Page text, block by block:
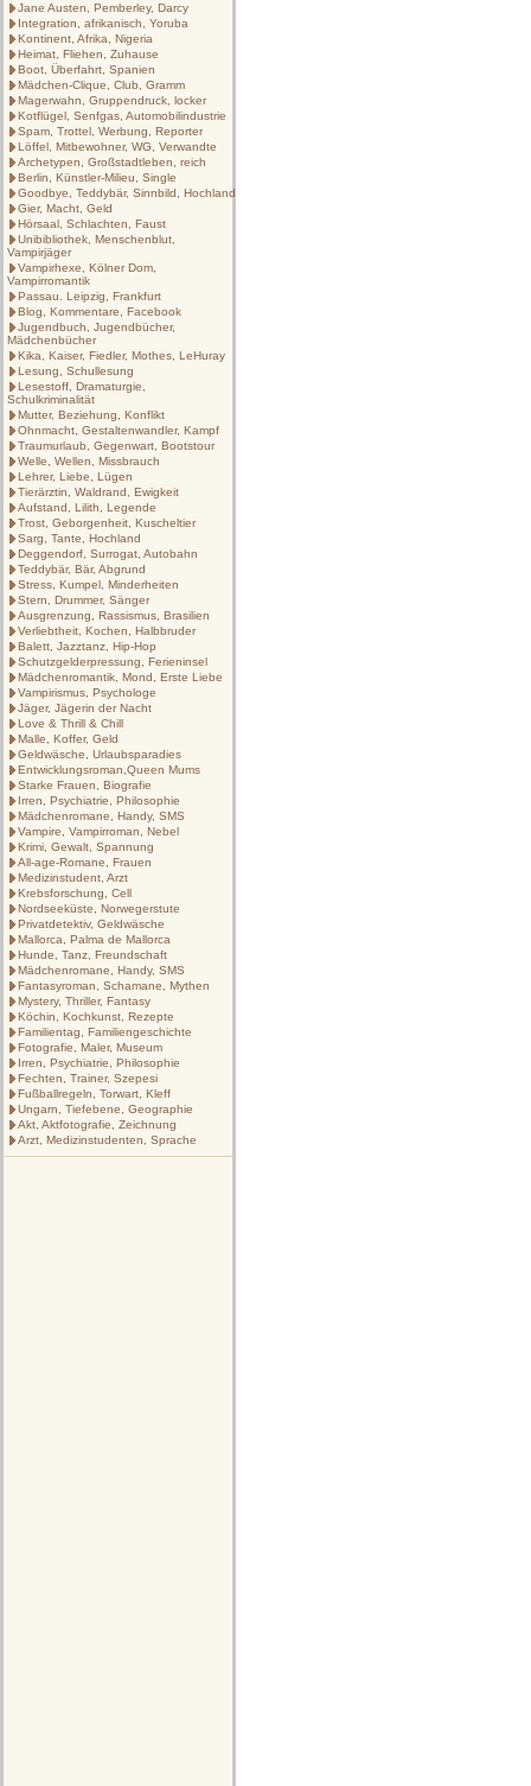
Jane Austen, Pemberley, Darcy
Integration, afrikanisch, Yoruba
Kontinent, Afrika, Nigeria
Heimat, Fliehen, Zuhause
Boot, Überfahrt, Spanien
Mädchen-Clique, Club, Gramm
Magerwahn, Gruppendruck, locker
Kotflügel, Senfgas, Automobilindustrie
Spam, Trottel, Werbung, Reporter
Löffel, Mitbewohner, WG, Verwandte
Archetypen, Großstadtleben, reich
Berlin, Künstler-Milieu, Single
Goodbye, Teddybär, Sinnbild, Hochland
Gier, Macht, Geld
Hörsaal, Schlachten, Faust
Unibibliothek, Menschenblut,
Vampirjäger
Vampirhexe, Kölner Dom,
Vampirromantik
Passau. Leipzig, Frankfurt
Blog, Kommentare, Facebook
Jugendbuch, Jugendbücher,
Mädchenbücher
Kika, Kaiser, Fiedler, Mothes, LeHuray
Lesung, Schullesung
Lesestoff, Dramaturgie,
Schulkriminalität
Mutter, Beziehung, Konflikt
Ohnmacht, Gestaltenwandler, Kampf
Traumurlaub, Gegenwart, Bootstour
Welle, Wellen, Missbrauch
Lehrer, Liebe, Lügen
Tierärztin, Waldrand, Ewigkeit
Aufstand, Lilith, Legende
Trost, Geborgenheit, Kuscheltier
Sarg, Tante, Hochland
Deggendorf, Surrogat, Autobahn
Teddybär, Bär, Abgrund
Stress, Kumpel, Minderheiten
Stern, Drummer, Sänger
Ausgrenzung, Rassismus, Brasilien
Verliebtheit, Kochen, Halbbruder
Balett, Jazztanz, Hip-Hop
Schutzgelderpressung, Ferieninsel
Mädchenromantik, Mond, Erste Liebe
Vampirismus, Psychologe
Jäger, Jägerin der Nacht
Love & Thrill & Chill
Malle, Koffer, Geld
Geldwäsche, Urlaubsparadies
Entwicklungsroman,Queen Mums
Starke Frauen, Biografie
Irren, Psychiatrie, Philosophie
Mädchenromane, Handy, SMS
Vampire, Vampirroman, Nebel
Krimi, Gewalt, Spannung
All-age-Romane, Frauen
Medizinstudent, Arzt
Krebsforschung, Cell
Nordseeküste, Norwegerstute
Privatdetektiv, Geldwäsche
Mallorca, Palma de Mallorca
Hunde, Tanz, Freundschaft
Mädchenromane, Handy, SMS
Fantasyroman, Schamane, Mythen
Mystery, Thriller, Fantasy
Köchin, Kochkunst, Rezepte
Familientag, Familiengeschichte
Fotografie, Maler, Museum
Irren, Psychiatrie, Philosophie
Fechten, Trainer, Szepesi
Fußballregeln, Torwart, Kleff
Ungarn, Tiefebene, Geographie
Akt, Aktfotografie, Zeichnung
Arzt, Medizinstudenten, Sprache